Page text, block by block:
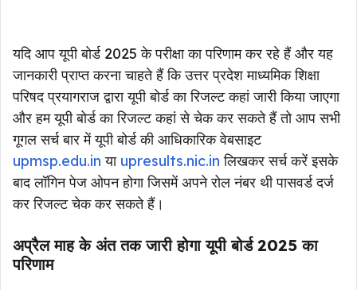
यदि आप यूपी बोर्ड 2025 के परीक्षा का परिणाम कर रहे हैं और यह
जानकारी प्राप्त करना चाहते हैं कि उत्तर प्रदेश माध्यमिक शिक्षा
परिषद प्रयागराज द्वारा यूपी बोर्ड का रिजल्ट कहां जारी किया जाएगा
और हम यूपी बोर्ड का रिजल्ट कहां से चेक कर सकते हैं तो आप सभी
गूगल सर्च बार में यूपी बोर्ड की आधिकारिक वेबसाइट
upmsp.edu.in या upresults.nic.in लिखकर सर्च करें इसके
बाद लॉगिन पेज ओपन होगा जिसमें अपने रोल नंबर थी पासवर्ड दर्ज
कर रिजल्ट चेक कर सकते हैं।
अप्रैल माह के अंत तक जारी होगा यूपी बोर्ड 2025 का
परिणाम